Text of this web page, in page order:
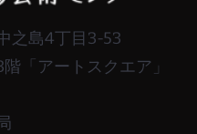
之島4丁目3-53
「アートスクエア」